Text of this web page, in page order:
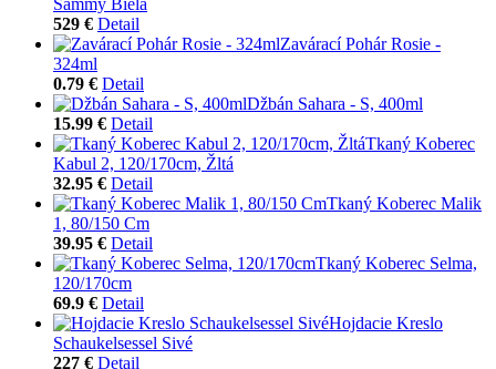
529 € Detail
Zavárací Pohár Rosie -
324ml
0.79 € Detail
Džbán Sahara - S, 400ml
15.99 € Detail
Tkaný Koberec
Kabul 2, 120/170cm, Žltá
32.95 € Detail
Tkaný Koberec Malik
1, 80/150 Cm
39.95 € Detail
Tkaný Koberec Selma,
120/170cm
69.9 € Detail
Hojdacie Kreslo
Schaukelsessel Sivé
227 € Detail